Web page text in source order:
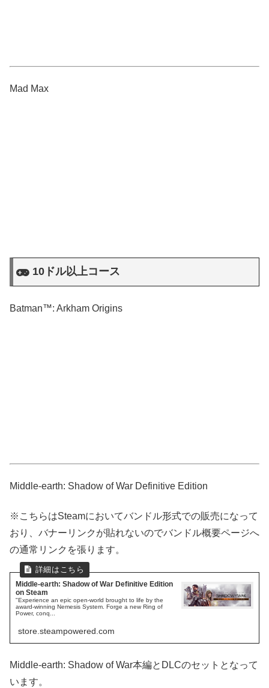
Mad Max
10ドル以上コース
Batman™: Arkham Origins
Middle-earth: Shadow of War Definitive Edition
※こちらはSteamにおいてバンドル形式での販売になって
おり、バナーリンクが貼れないのでバンドル概要ページへ
の通常リンクを張ります。
Middle-earth: Shadow of War Definitive Edition
on Steam
"Experience an epic open-world brought to life by the
award-winning Nemesis System. Forge a new Ring of
Power, conq...
store.steampowered.com
Middle-earth: Shadow of War本編とDLCのセットとなって
います。